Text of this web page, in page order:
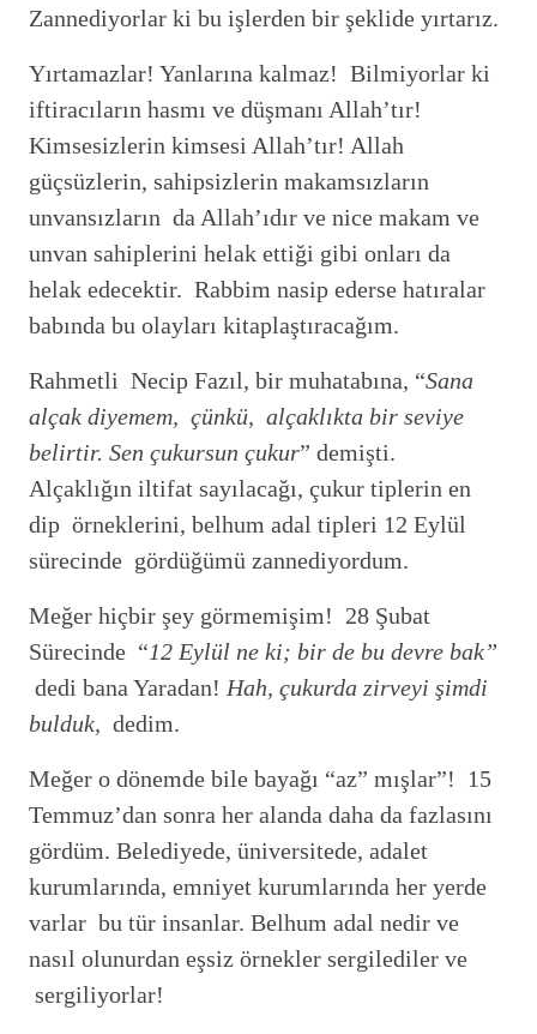
Zannediyorlar ki bu işlerden bir şeklide yırtarız.
Yırtamazlar! Yanlarına kalmaz! Bilmiyorlar ki
iftiracıların hasmı ve düşmanı Allah’tır!
Kimsesizlerin kimsesi Allah’tır! Allah
güçsüzlerin, sahipsizlerin makamsızların
unvansızların da Allah’ıdır ve nice makam ve
unvan sahiplerini helak ettiği gibi onları da
helak edecektir. Rabbim nasip ederse hatıralar
babında bu olayları kitaplaştıracağım.
Rahmetli Necip Fazıl, bir muhatabına, “Sana
alçak diyemem, çünkü, alçaklıkta bir seviye
belirtir. Sen çukursun çukur” demişti.
Alçaklığın iltifat sayılacağı, çukur tiplerin en
dip örneklerini, belhum adal tipleri 12 Eylül
sürecinde gördüğümü zannediyordum.
Meğer hiçbir şey görmemişim! 28 Şubat
Sürecinde “12 Eylül ne ki; bir de bu devre bak”
dedi bana Yaradan! Hah, çukurda zirveyi şimdi
bulduk, dedim.
Meğer o dönemde bile bayağı “az” mışlar”! 15
Temmuz’dan sonra her alanda daha da fazlasını
gördüm. Belediyede, üniversitede, adalet
kurumlarında, emniyet kurumlarında her yerde
varlar bu tür insanlar. Belhum adal nedir ve
nasıl olunurdan eşsiz örnekler sergilediler ve
sergiliyorlar!